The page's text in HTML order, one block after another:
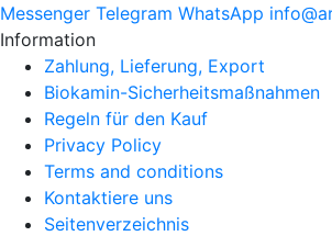
Messenger Telegram WhatsApp
Information
Zahlung, Lieferung, Export
Biokamin-Sicherheitsmaßnahmen
Regeln für den Kauf
Privacy Policy
Terms and conditions
Kontaktiere uns
Seitenverzeichnis